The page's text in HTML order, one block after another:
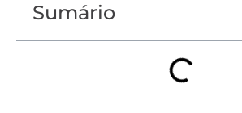
Sumário